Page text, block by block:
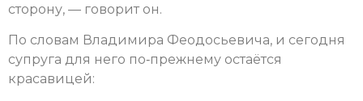
сторону, — говорит он.
По словам Владимира Феодосьевича, и сегодня
супруга для него по‑прежнему остаётся
красавицей: